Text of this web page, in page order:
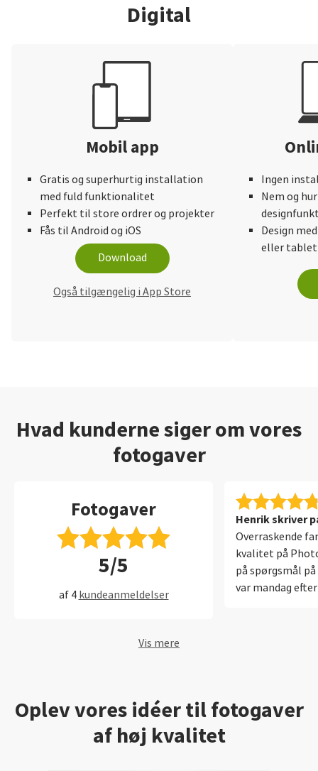
Digital
Mobil app
Gratis og superhurtig installation
med fuld funktionalitet
Perfekt til store ordrer og projekter
Fås til Android og iOS
Download
Også tilgængelig i App Store
Ingen
Nem og
Design
eller tablet
Hvad kunderne siger om vores
fotogaver
Fotogaver
5/5
af 4 kundeanmeldelser
Henrik skriver
Overraskende
kvalitet på
på spørgsmål
var mandag
Vis mere
Oplev vores idéer til fotogaver
af høj kvalitet